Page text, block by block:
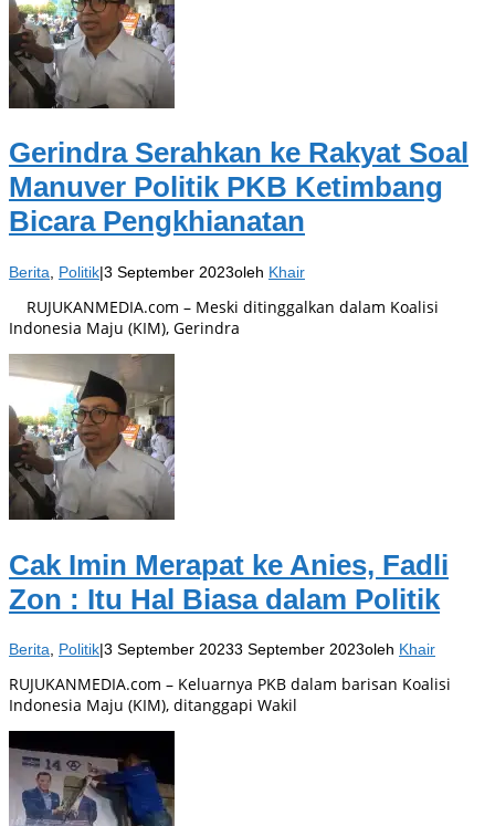
Gerindra Serahkan ke Rakyat Soal
Manuver Politik PKB Ketimbang
Bicara Pengkhianatan
Berita Politik|3 September 2023oleh Khair
RUJUKANMEDIA.com – Meski ditinggalkan dalam Koalisi
Indonesia Maju (KIM), Gerindra
Cak Imin Merapat ke Anies, Fadli
Zon : Itu Hal Biasa dalam Politik
Berita Politik|3 September 20233 September 2023oleh Khair
RUJUKANMEDIA.com – Keluarnya PKB dalam barisan Koalisi
Indonesia Maju (KIM), ditanggapi Wakil